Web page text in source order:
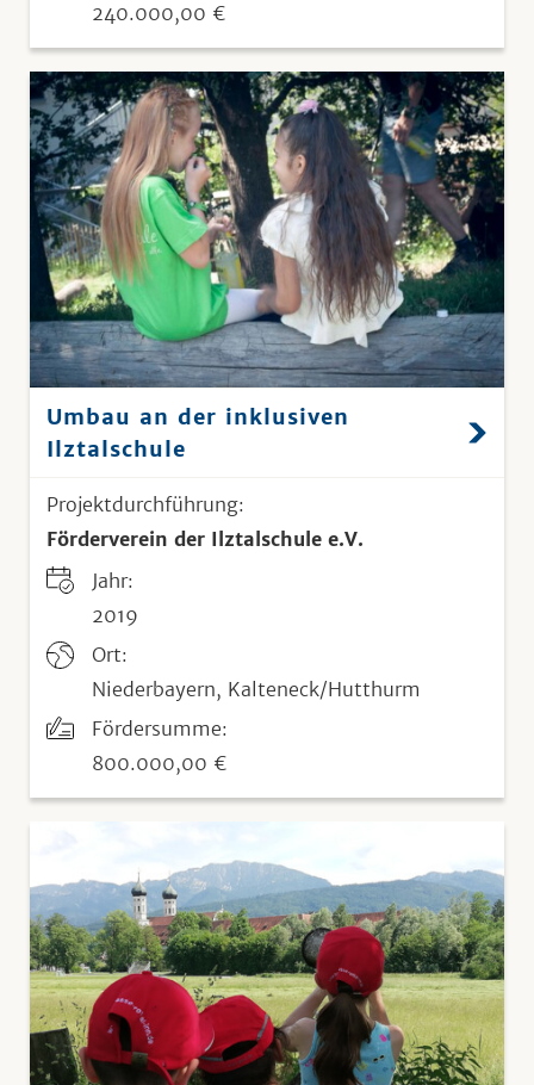
240.000,00 €
Umbau an der inklusiven
Ilztalschule
Projektdurchführung:
Förderverein der Ilztalschule e.V.
Jahr:
2019
Ort:
Niederbayern, Kalteneck/Hutthurm
Fördersumme:
800.000,00 €